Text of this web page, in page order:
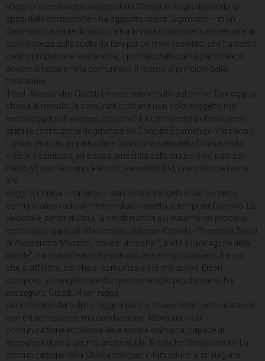
«Oggi lo stile sinodale avviato dalla Chiesa si forgia dilatando gli
spazi della comunione – ha aggiunto mons. Sigimondi – in un
cammino paziente di tessitura tra le varie componenti ecclesiali e di
convergenza sulle scelte da fare per un rinnovamento, che ha come
centro propulsore l’eucarestia, il primato della carità pastorale, il
dovere di restare nella comunione, il ritorno al principio della
tradizione».
Il dott. Alessandro Gisotti è invece intervenuto sul come “Dire oggi la
chiesa al mondo: la comunità cristiana non solo soggetto ma
anche oggetto di evangelizzazione”. La cornice della riflessione è
stata la costituzione dogmatica del Concilio Ecumenico Vaticano II
Lumen gentium, in particolare quando si parla della Chiesa realtà
visibile e spirituale, ed è stata arricchita dalle citazioni dei papi san
Paolo VI, san Giovanni Paolo II, Benedetto XVI, Francesco e Leone
XIV.
«Oggi la Chiesa – ha detto – annuncia il Vangelo in un contesto
comunicativo radicalmente mutato rispetto ai tempi del Concilio. La
velocità è, senza dubbio, la caratteristica più evidente dei processi
tecnologici applicati alla comunicazione». Citando i Promessi Sposi
di Alessandro Manzoni, dove si dice che “La vita è il paragone delle
parole”, ha sottolineato che non può esserci scollamento tra ciò
che si afferma, ciò che si comunica e ciò che si vive. Errori
compresi. «Evangelizzare dunque non è solo proclamare», ha
proseguito Gisotti. «Non regge
più il modello del pulpito. Oggi la parola chiave della comunicazione
non è trasmissione, ma condivisione. Allora anche la
comunicazione ecclesiale deve essere dialogica, capace di
accogliere domande, ma anche dubbi. E critiche. Senza timore. La
comunicazione della Chiesa non può infatti ridursi a strategia di